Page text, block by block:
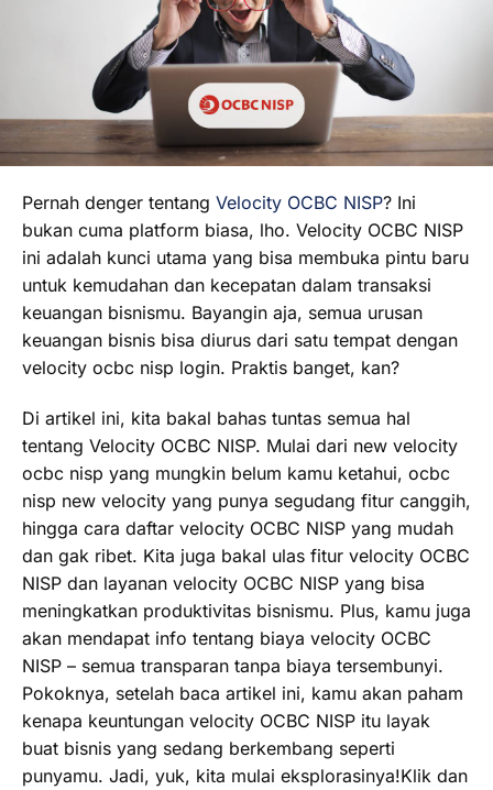
Pernah denger tentang Velocity OCBC NISP? Ini
bukan cuma platform biasa, lho. Velocity OCBC NISP
ini adalah kunci utama yang bisa membuka pintu baru
untuk kemudahan dan kecepatan dalam transaksi
keuangan bisnismu. Bayangin aja, semua urusan
keuangan bisnis bisa diurus dari satu tempat dengan
velocity ocbc nisp login. Praktis banget, kan?
Di artikel ini, kita bakal bahas tuntas semua hal
tentang Velocity OCBC NISP. Mulai dari new velocity
ocbc nisp yang mungkin belum kamu ketahui, ocbc
nisp new velocity yang punya segudang fitur canggih,
hingga cara daftar velocity OCBC NISP yang mudah
dan gak ribet. Kita juga bakal ulas fitur velocity OCBC
NISP dan layanan velocity OCBC NISP yang bisa
meningkatkan produktivitas bisnismu. Plus, kamu juga
akan mendapat info tentang biaya velocity OCBC
NISP – semua transparan tanpa biaya tersembunyi.
Pokoknya, setelah baca artikel ini, kamu akan paham
kenapa keuntungan velocity OCBC NISP itu layak
buat bisnis yang sedang berkembang seperti
punyamu. Jadi, yuk, kita mulai eksplorasinya!Klik dan